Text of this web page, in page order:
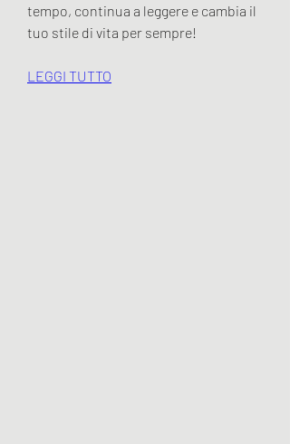
tempo, continua a leggere e cambia il
tuo stile di vita per sempre!
LEGGI TUTTO